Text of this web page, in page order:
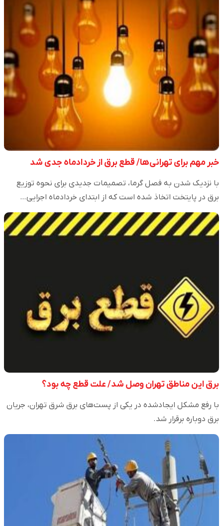
خبر مهم برای تهرانی‌ها/ قطع برق از خردادماه جدی شد
با نزدیک شدن به فصل گرما، تصمیمات جدیدی برای نحوه توزیع
برق در پایتخت اتخاذ شده است که از ابتدای خردادماه اجرایی…
برق این مناطق تهران وصل شد/ علت قطع چه بود؟
با رفع مشکل ایجادشده در یکی از پست‌های برق شرق تهران، جریان
برق دوباره برقرار شد.